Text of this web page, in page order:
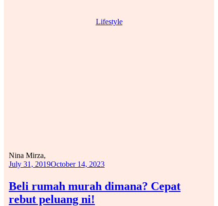
Lifestyle
Beli rumah murah dimana? Cepat
rebut peluang ni!
Nina Mirza,
July 31, 2019October 14, 2023